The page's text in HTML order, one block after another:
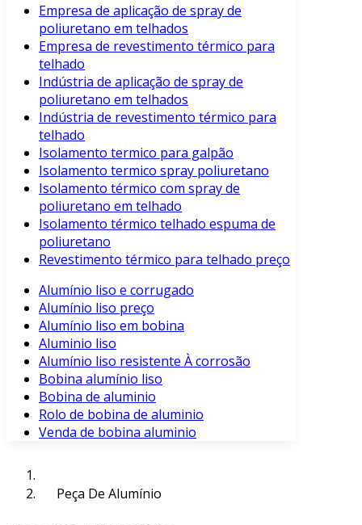
Empresa de aplicação de spray de
poliuretano em telhados
Empresa de revestimento térmico para
telhado
Indústria de aplicação de spray de
poliuretano em telhados
Indústria de revestimento térmico para
telhado
Isolamento termico para galpão
Isolamento termico spray poliuretano
Isolamento térmico com spray de
poliuretano em telhado
Isolamento térmico telhado espuma de
poliuretano
Revestimento térmico para telhado preço
Alumínio liso e corrugado
Alumínio liso preço
Alumínio liso em bobina
Aluminio liso
Alumínio liso resistente À corrosão
Bobina alumínio liso
Bobina de aluminio
Rolo de bobina de aluminio
Venda de bobina aluminio
Peça De Alumínio